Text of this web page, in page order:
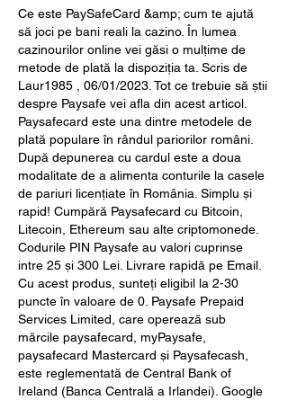
Ce este PaySafeCard &amp; cum te ajută
să joci pe bani reali la cazino. În lumea
cazinourilor online vei găsi o mulțime de
metode de plată la dispoziția ta. Scris de
Laur1985 , 06/01/2023. Tot ce trebuie să știi
despre Paysafe vei afla din acest articol.
Paysafecard este una dintre metodele de
plată populare în rândul pariorilor români.
După depunerea cu cardul este a doua
modalitate de a alimenta conturile la casele
de pariuri licențiate în România. Simplu și
rapid! Cumpără Paysafecard cu Bitcoin,
Litecoin, Ethereum sau alte criptomonede.
Codurile PIN Paysafe au valori cuprinse
intre 25 și 300 Lei. Livrare rapidă pe Email.
Cu acest produs, sunteți eligibil la 2-30
puncte în valoare de 0. Paysafe Prepaid
Services Limited, care operează sub
mărcile paysafecard, myPaysafe,
paysafecard Mastercard și Paysafecash,
este reglementată de Central Bank of
Ireland (Banca Centrală a Irlandei). Google